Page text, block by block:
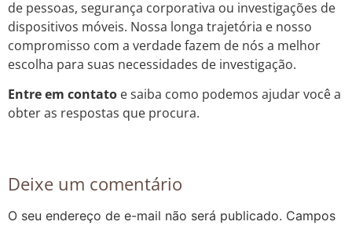
de pessoas, segurança corporativa ou investigações de
dispositivos móveis. Nossa longa trajetória e nosso
compromisso com a verdade fazem de nós a melhor
escolha para suas necessidades de investigação.
Entre em contato e saiba como podemos ajudar você a
obter as respostas que procura.
Deixe um comentário
O seu endereço de e-mail não será publicado. Campos